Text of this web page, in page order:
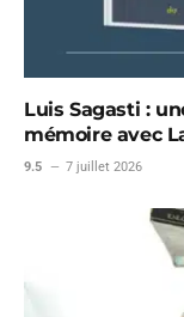
Luis Sagasti :
mémoire avec
9.5 7 juillet 2026